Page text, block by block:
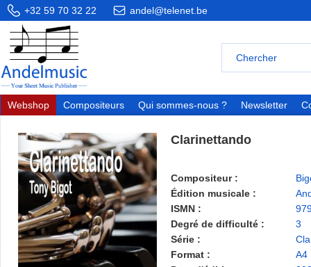
+32 59 70 32 22 andel@telenet.be
Webshop Compositeurs Qui sommes-nous ? Newsletter
Clarinettando
Compositeur :
Édition musicale :
ISMN :
Degré de difficulté :
3
Série :
Format :
A4